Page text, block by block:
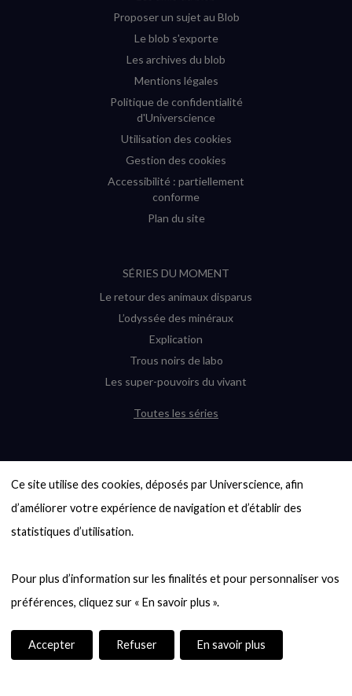
Ce site utilise des cookies, déposés par Universcience, afin
d’améliorer votre expérience de navigation et d’établir des
statistiques d’utilisation.
Pour plus d’information sur les finalités et pour personnaliser vos
Accepter Refuser En savoir plus
Proposer un sujet au Blob
Le blob s'exporte
Les archives du blob
Mentions légales
Politique de confidentialité
d'Universcience
Utilisation des cookies
Gestion des cookies
Accessibilité : partiellement
conforme
Plan du site
SÉRIES DU MOMENT
Le retour des animaux disparus
L’odyssée des minéraux
Explication
Trous noirs de labo
Les super-pouvoirs du vivant
Toutes les séries
6000 exoplanètes, et pas de « Terre »
en vue ?
Quel avenir pour les cryptos ?
Entre mathématiques et politique : la
quête d’un vote équitable
casse-tête